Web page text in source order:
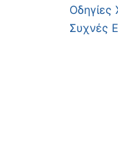
Οδηγίες
Συχνές